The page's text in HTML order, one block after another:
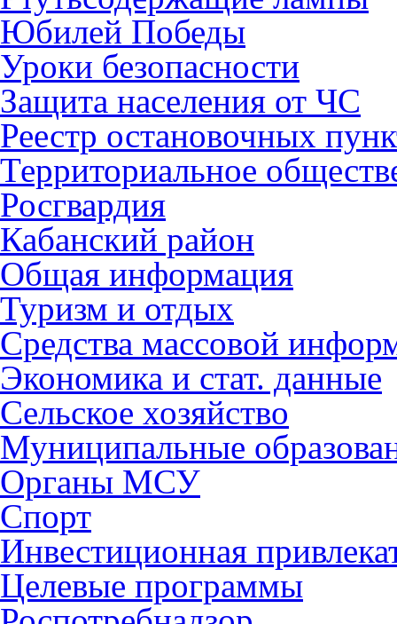
Юбилей Победы
Уроки безопасности
Защита населения от ЧС
Реестр остановочных
Территориальное
Росгвардия
Кабанский район
Общая информация
Туризм и отдых
Средства массовой
Экономика и стат. данные
Сельское хозяйство
Муниципальные
Органы МСУ
Спорт
Инвестиционная
Целевые программы